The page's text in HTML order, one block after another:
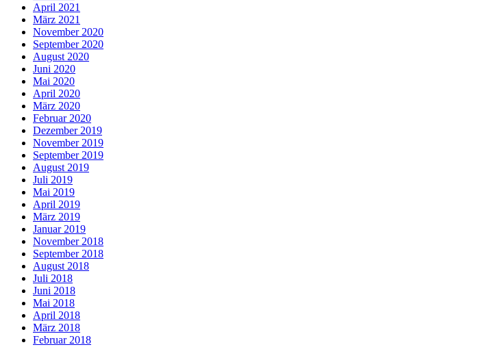
April 2021
März 2021
November 2020
September 2020
August 2020
Juni 2020
Mai 2020
April 2020
März 2020
Februar 2020
Dezember 2019
November 2019
September 2019
August 2019
Juli 2019
Mai 2019
April 2019
März 2019
Januar 2019
November 2018
September 2018
August 2018
Juli 2018
Juni 2018
Mai 2018
April 2018
März 2018
Februar 2018